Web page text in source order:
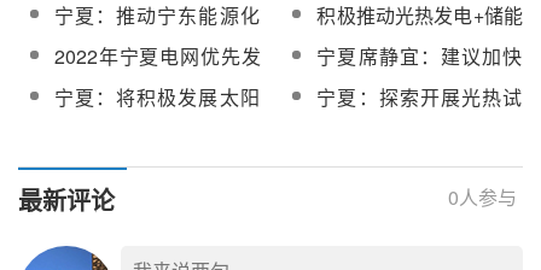
重工集团新能源有限责
任公司董事长栾海峰
加快光热、储能等关键
技术引进研发
宁夏：推动宁东能源化
工基地高质量发展
积极推动光热发电+储能
和集中供热一体化示范
工程！宁东能源化工基
地十四五发展规划发布
2022年宁夏电网优先发
用电计划：配套10％/2h
储能奖励10％优先发电
宁夏席静宜：建议加快
产业园区绿色低碳转型
发展
宁夏：将积极发展太阳
节
宁夏：探索开展光热试
最新评论 0人参与